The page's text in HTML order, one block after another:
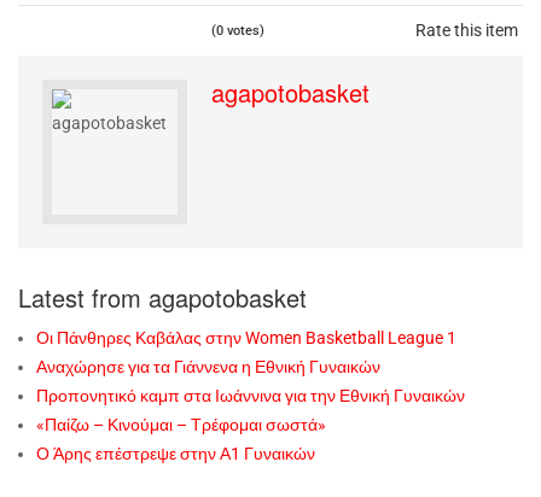
Rate this item
(0 votes)
agapotobasket
Latest from agapotobasket
Οι Πάνθηρες Καβάλας στην Women Basketball League 1
Αναχώρησε για τα Γιάννενα η Εθνική Γυναικών
Προπονητικό καμπ στα Ιωάννινα για την Εθνική Γυναικών
«Παίζω – Κινούμαι – Τρέφομαι σωστά»
Ο Άρης επέστρεψε στην Α1 Γυναικών